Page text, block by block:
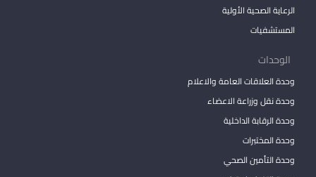
الرعاية الصحية الأولية
المستشفيات
الوحدات
وحدة العلاقات العامة والاعلام
وحدة نقل وزراعة الاعضاء
وحدة الرقابة الداخلية
وحدة المختبرات
وحدة التأمين الصحي